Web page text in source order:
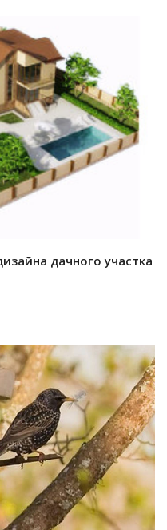
дачного участка